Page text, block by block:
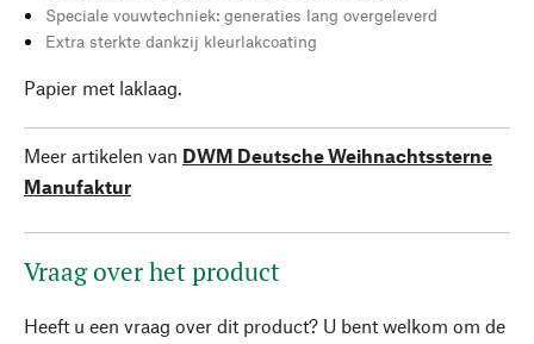
Speciale vouwtechniek: generaties lang overgeleverd
Extra sterkte dankzij kleurlakcoating
Papier met laklaag.
Meer artikelen van DWM Deutsche Weihnachtssterne
Manufaktur
Vraag over het product
Heeft u een vraag over dit product? U bent welkom om de